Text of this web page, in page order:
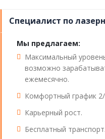
Специалист по
Мы предлагаем:
Максимальный
возможно
ежемесячно.
Комфортный график
Карьерный рост.
Бесплатный транспорт.